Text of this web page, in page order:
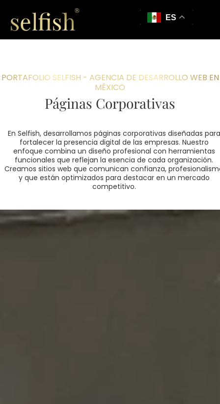
PORTAFOLIO SELFISH - AGENCIA DE DESARROLLO WEB EN
MÉXICO
Páginas Corporativas
En Selfish, desarrollamos páginas corporativas diseñadas para
fortalecer la presencia digital de las empresas. Nuestro
enfoque combina un diseño profesional con herramientas
funcionales que reflejan la esencia de cada organización.
Creamos sitios web que comunican confianza,
y que están optimizados para destacar en un mercado
competitivo.
ES